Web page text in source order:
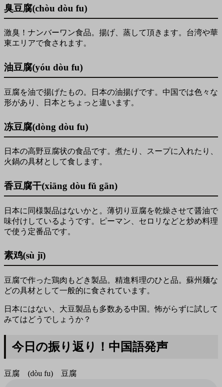
臭豆腐(chòu dòu fu)
激臭！ナンバーワン食品。揚げ、蒸して頂きます。台湾や華
東エリアで食されます。
油豆腐(yóu dòu fu)
豆腐を油で揚げたもの。日本の油揚げです。中国では色々な
形があり、日本とちょっと違います。
冻豆腐(dòng dòu fu)
日本の高野豆腐状の食品です。煮たり、スープに入れたり、
火鍋の具材として食します。
香豆腐干(xiāng dòu fǔ gān)
日本に同様製品はないかと。薄切り豆腐を乾燥させて醤油で
味付けしているようです。ピーマン、セロリなどと炒め料理
で使う定番品です。
素鸡(sù jī)
豆腐で作った鶏肉もどき製品。精進料理のひと品。蘇州麺な
どの具材として一般的に食されています。
日本にはない、大豆製品も多数ある中国。怖がらずに試して
みてはどうでしょうか？
今日の振り返り！中国語発声
豆腐 (dòu fu) 豆腐